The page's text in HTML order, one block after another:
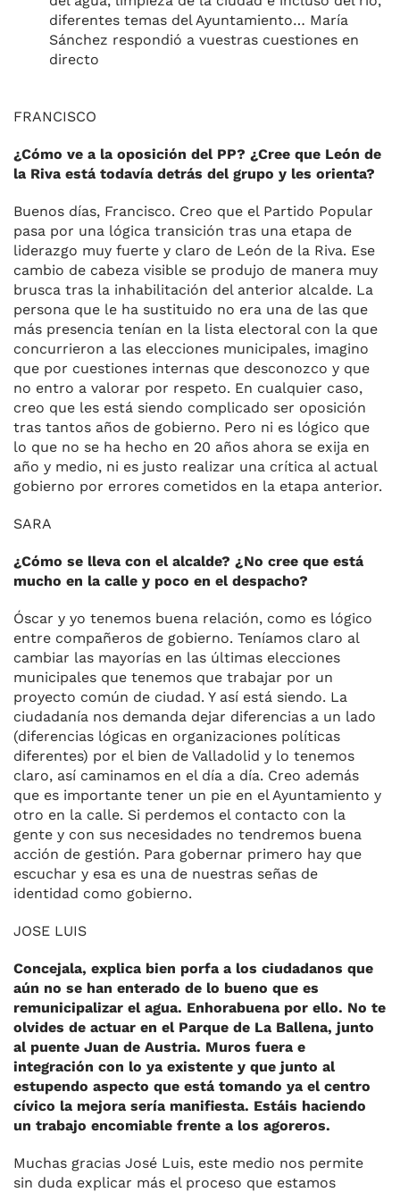
diferentes temas del Ayuntamiento… María
Sánchez respondió a vuestras cuestiones en
directo
FRANCISCO
¿Cómo ve a la oposición del PP? ¿Cree que León de
la Riva está todavía detrás del grupo y les orienta?
Buenos días, Francisco. Creo que el Partido Popular
pasa por una lógica transición tras una etapa de
liderazgo muy fuerte y claro de León de la Riva. Ese
cambio de cabeza visible se produjo de manera muy
brusca tras la inhabilitación del anterior alcalde. La
persona que le ha sustituido no era una de las que
más presencia tenían en la lista electoral con la que
concurrieron a las elecciones municipales, imagino
que por cuestiones internas que desconozco y que
no entro a valorar por respeto. En cualquier caso,
creo que les está siendo complicado ser oposición
tras tantos años de gobierno. Pero ni es lógico que
lo que no se ha hecho en 20 años ahora se exija en
año y medio, ni es justo realizar una crítica al actual
gobierno por errores cometidos en la etapa anterior.
SARA
¿Cómo se lleva con el alcalde? ¿No cree que está
mucho en la calle y poco en el despacho?
Óscar y yo tenemos buena relación, como es lógico
entre compañeros de gobierno. Teníamos claro al
cambiar las mayorías en las últimas elecciones
municipales que tenemos que trabajar por un
proyecto común de ciudad. Y así está siendo. La
ciudadanía nos demanda dejar diferencias a un lado
(diferencias lógicas en organizaciones políticas
diferentes) por el bien de Valladolid y lo tenemos
claro, así caminamos en el día a día. Creo además
que es importante tener un pie en el Ayuntamiento y
otro en la calle. Si perdemos el contacto con la
gente y con sus necesidades no tendremos buena
acción de gestión. Para gobernar primero hay que
escuchar y esa es una de nuestras señas de
identidad como gobierno.
JOSE LUIS
Concejala, explica bien porfa a los ciudadanos que
aún no se han enterado de lo bueno que es
remunicipalizar el agua. Enhorabuena por ello. No te
olvides de actuar en el Parque de La Ballena, junto
al puente Juan de Austria. Muros fuera e
integración con lo ya existente y que junto al
estupendo aspecto que está tomando ya el centro
cívico la mejora sería manifiesta. Estáis haciendo
un trabajo encomiable frente a los agoreros.
Muchas gracias José Luis, este medio nos permite
sin duda explicar más el proceso que estamos